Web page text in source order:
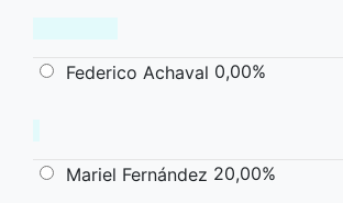
Federico Achaval 0,00%
Mariel Fernández 20,00%